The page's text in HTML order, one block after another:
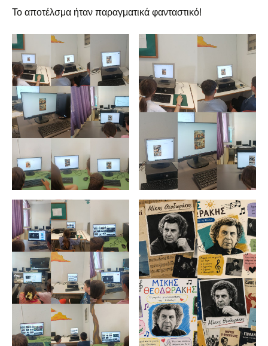
Το αποτέλσμα ήταν παραγματικά φανταστικό!